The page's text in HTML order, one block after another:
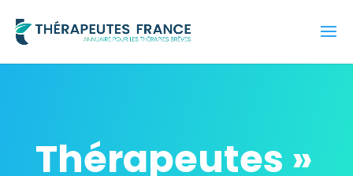
Thérapeutes »